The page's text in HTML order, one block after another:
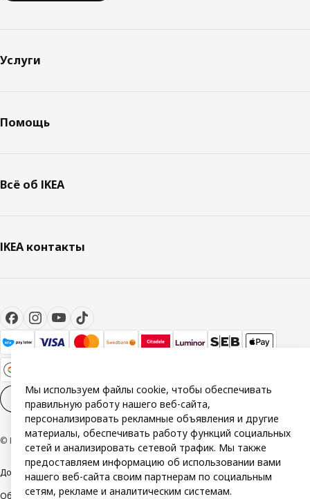
Услуги
Помощь
Всё об IKEA
IKEA контакты
Настройки файлов cookies
© Inter IKEA Systems B.V. 1999-2026
ДоступностьПолитика конфиденциальности и использования cookie
Общие условияСвяжитесь с нами
Мы используем файлы cookie, чтобы обеспечивать
правильную работу нашего веб-сайта,
персонализировать рекламные объявления и другие
материалы, обеспечивать работу функций социальных
сетей и анализировать сетевой трафик. Мы также
предоставляем информацию об использовании вами
нашего веб-сайта своим партнерам по социальным
сетям, рекламе и аналитическим системам.